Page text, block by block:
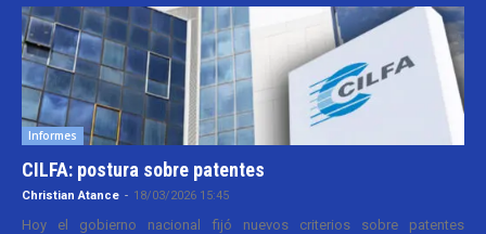
Informes
CILFA: postura sobre patentes
Christian Atance - 18/03/2026 15:45
Hoy el gobierno nacional fijó nuevos criterios sobre patentes